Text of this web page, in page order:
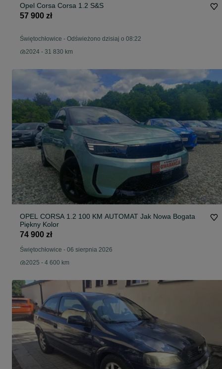
Opel Corsa Corsa 1.2 S&S
57 900 zł
Świętochłowice - Odświeżono dzisiaj o 08:22
2024 - 31 830 km
OPEL CORSA 1.2 100 KM AUTOMAT Jak Nowa Bogata
Piękny Kolor
74 900 zł
Świętochłowice - 06 sierpnia 2026
2025 - 4 600 km